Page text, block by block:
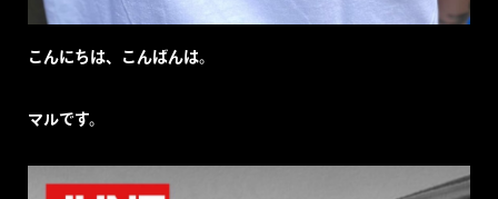
こんにちは、こんばんは。
マルです。